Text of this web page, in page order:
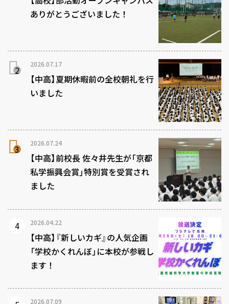
ありがとうございました！
2026.07.17
【中高】夏期休暇前の全校朝礼を行
いました
2026.07.24
【中高】前校長 佐々井先生が「京都
私学振興会賞」特別賞を受賞され
ました
2026.04.22
【中高】『新しいカギ』の人気企画
「学校かくれんぼ」に本校が参戦し
ます！
2026.07.09